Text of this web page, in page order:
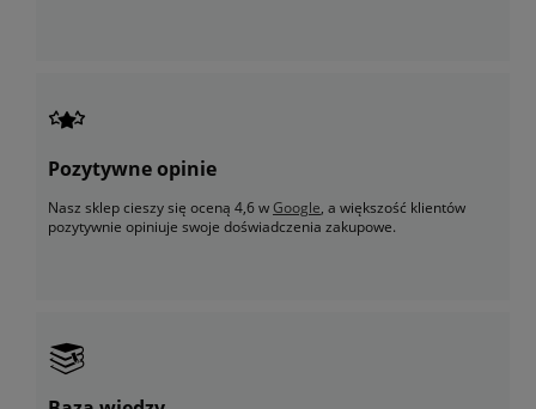
Pozytywne opinie
Nasz sklep cieszy się oceną 4,6 wGoogle, a większość klientów
pozytywnie opiniuje swoje doświadczenia zakupowe.